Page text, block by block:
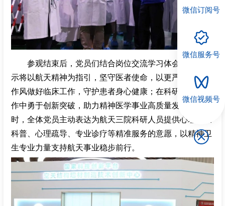
参观结束后，党员们结合岗位交流学习体会，一致表
示将以航天精神为指引，坚守医者使命，以更严谨细致的
作风做好临床工作，守护患者身心健康；在科研与管理工
作中勇于创新突破，助力精神医学事业高质量发展。同
时，全体党员主动表达为航天三院科研人员提供心理健康
科普、心理疏导、专业诊疗等精准服务的意愿，以精神卫
生专业力量支持航天事业稳步前行。
微信订阅号
微信服务号
微信视频号